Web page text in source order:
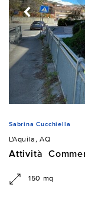
Sabrina Cucchiella
L'Aquila, AQ
Attività
150 mq